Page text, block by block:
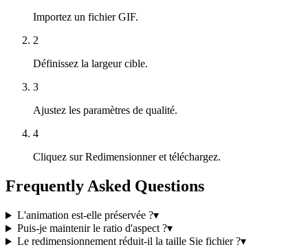
Importez un fichier GIF.
2
Définissez la largeur cible.
3
Ajustez les paramètres de qualité.
4
Cliquez sur Redimensionner et téléchargez.
Frequently Asked Questions
L'animation est-elle préservée ?▾
Puis-je maintenir le ratio d'aspect ?▾
Le redimensionnement réduit-il la taille Sie fichier ?▾